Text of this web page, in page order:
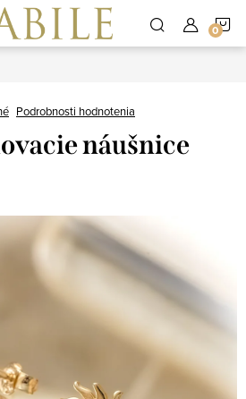
Podrobnosti hodnotenia
náušnice